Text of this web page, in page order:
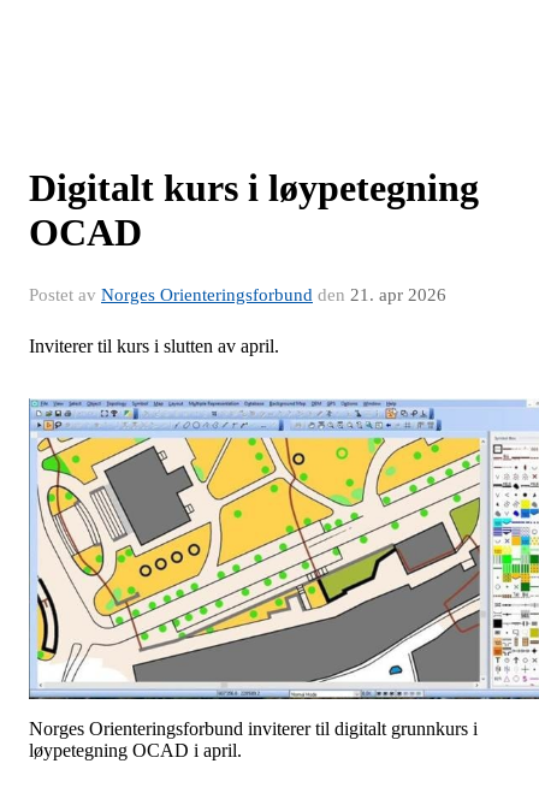
Digitalt kurs i løypetegning
OCAD
Postet av Norges Orienteringsforbund den 21. apr 2026
Inviterer til kurs i slutten av april.
Norges Orienteringsforbund inviterer til digitalt grunnkurs i
løypetegning OCAD i april.